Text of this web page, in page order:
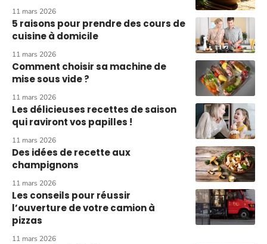
11 mars 2026
5 raisons pour prendre des cours de
cuisine à domicile
11 mars 2026
Comment choisir sa machine de
mise sous vide ?
11 mars 2026
Les délicieuses recettes de saison
qui raviront vos papilles !
11 mars 2026
Des idées de recette aux
champignons
11 mars 2026
Les conseils pour réussir
l’ouverture de votre camion à
pizzas
11 mars 2026